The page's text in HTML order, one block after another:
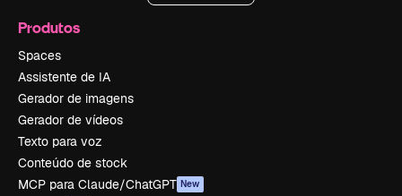
Produtos
Spaces
Assistente de IA
Gerador de imagens
Gerador de vídeos
Texto para voz
Conteúdo de stock
MCP para Claude/ChatGPT New